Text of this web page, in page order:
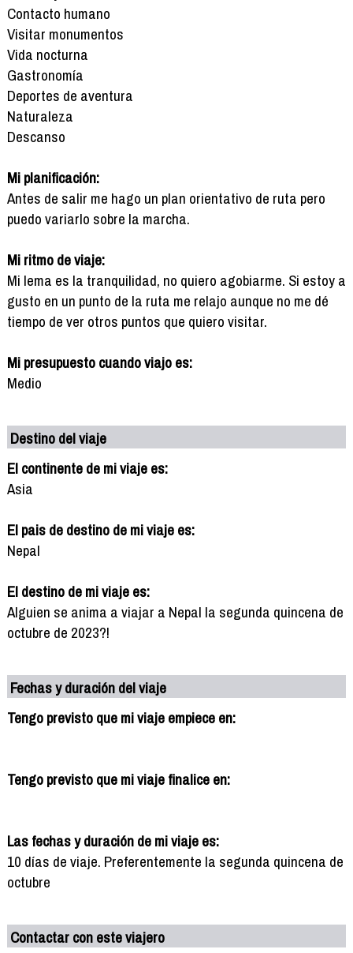
Contacto humano
Visitar monumentos
Vida nocturna
Gastronomía
Deportes de aventura
Naturaleza
Descanso
Mi planificación:
Antes de salir me hago un plan orientativo de ruta pero
puedo variarlo sobre la marcha.
Mi ritmo de viaje:
Mi lema es la tranquilidad, no quiero agobiarme. Si estoy a
gusto en un punto de la ruta me relajo aunque no me dé
tiempo de ver otros puntos que quiero visitar.
Mi presupuesto cuando viajo es:
Medio
Destino del viaje
El continente de mi viaje es:
Asia
El pais de destino de mi viaje es:
Nepal
El destino de mi viaje es:
Alguien se anima a viajar a Nepal la segunda quincena de
octubre de 2023?!
Fechas y duración del viaje
Tengo previsto que mi viaje empiece en:
Tengo previsto que mi viaje finalice en:
Las fechas y duración de mi viaje es:
10 días de viaje. Preferentemente la segunda quincena de
octubre
Contactar con este viajero